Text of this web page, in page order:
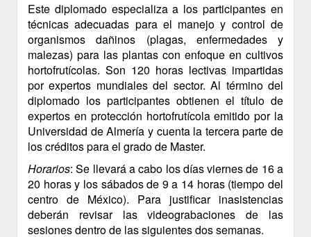
Este diplomado especializa a los participantes en
técnicas adecuadas para el manejo y control de
organismos dañinos (plagas, enfermedades y
malezas) para las plantas con enfoque en cultivos
hortofrutícolas. Son 120 horas lectivas impartidas
por expertos mundiales del sector. Al término del
diplomado los participantes obtienen el título de
expertos en protección hortofrutícola emitido por la
Universidad de Almería y cuenta la tercera parte de
los créditos para el grado de Master.
Horarios: Se llevará a cabo los días viernes de 16 a
20 horas y los sábados de 9 a 14 horas (tiempo del
centro de México). Para justificar inasistencias
deberán revisar las videograbaciones de las
sesiones dentro de las siguientes dos semanas.